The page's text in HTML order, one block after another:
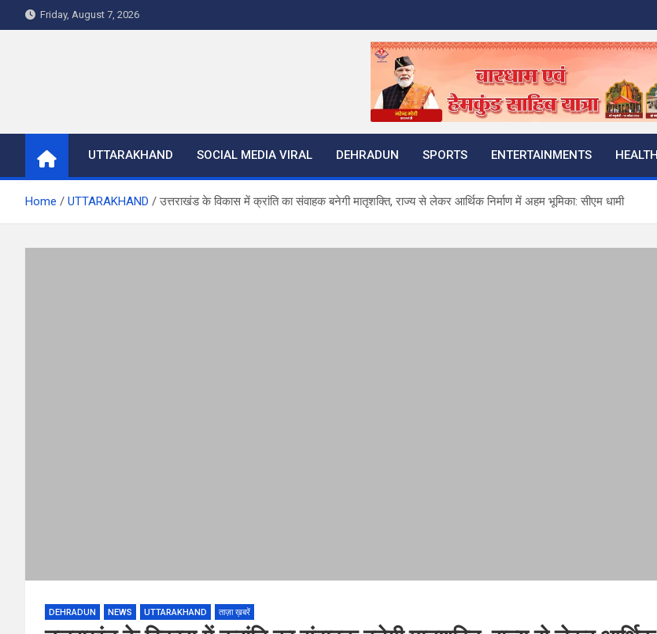
to
Friday, August 7, 2026
UTTARAKHAND SOCIAL MEDIA VIRAL DEHRADUN SPORTS ENTERTAINMENTS HEALTH
Home UTTARAKHAND उत्तराखंड के विकास में क्रांति का संवाहक बनेगी मातृशक्ति, राज्य से लेकर आर्थिक निर्माण में अहम भूमिका: सीएम धामी
DEHRADUN NEWS UTTARAKHAND ताज़ा ख़बरें